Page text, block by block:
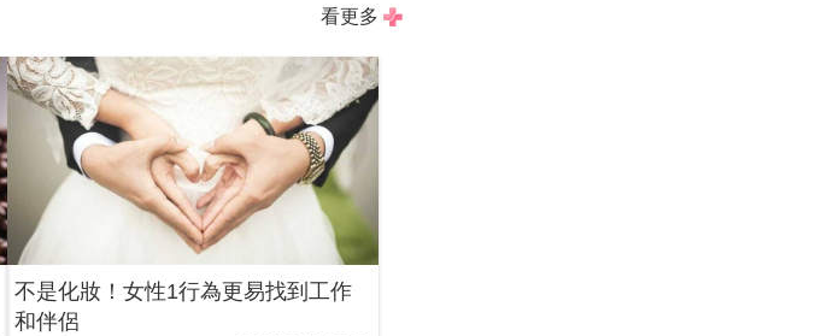
看更多
不是化妝！女性1行為更易找到工作
和伴侶